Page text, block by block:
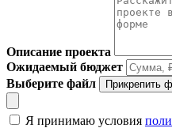
Описание проекта
Ожидаемый бюджет
Выберите файл
Прикрепить
Я принимаю условия